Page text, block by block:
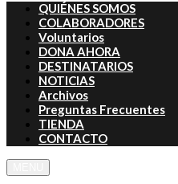
QUIÉNES SOMOS
COLABORADORES
Voluntarios
DONA AHORA
DESTINATARIOS
NOTICIAS
Archivos
Preguntas Frecuentes
TIENDA
CONTACTO